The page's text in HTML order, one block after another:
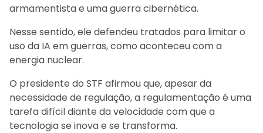
armamentista e uma guerra cibernética.
Nesse sentido, ele defendeu tratados para limitar o
uso da IA em guerras, como aconteceu com a
energia nuclear.
O presidente do STF afirmou que, apesar da
necessidade de regulação, a regulamentação é uma
tarefa difícil diante da velocidade com que a
tecnologia se inova e se transforma.